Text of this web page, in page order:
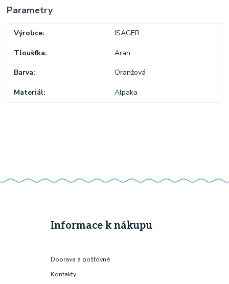
Parametry
Výrobce ISAGER
Tloušťka Aran
Barva Oranžová
Materiál Alpaka
Informace k nákupu
Doprava a poštovné
Kontakty